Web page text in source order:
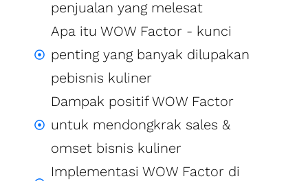
penjualan yang melesat
Apa itu WOW Factor - kunci
penting yang banyak dilupakan
pebisnis kuliner
Dampak positif WOW Factor
untuk mendongkrak sales &
omset bisnis kuliner
Implementasi WOW Factor di